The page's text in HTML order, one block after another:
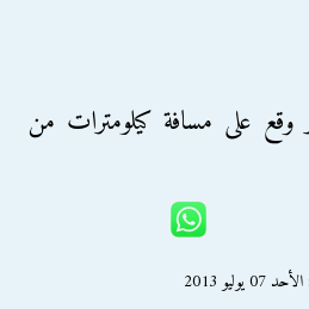
وقع على مسافة كيلومترات من
2013